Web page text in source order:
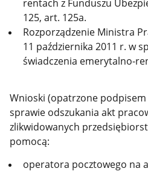
rentach z Funduszu
125, art. 125a.
Rozporządzenie Ministra
11 października 2011 r. w
świadczenia emerytalno-
Wnioski (opatrzone
sprawie odszukania akt
zlikwidowanych
pomocą:
operatora pocztowego na